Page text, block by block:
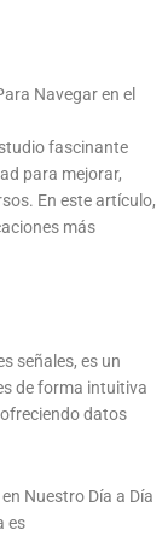
Navegar en el
fascinante
para mejorar,
En este artículo,
más
señales, es un
de forma intuitiva
datos
Nuestro Día a Día
es